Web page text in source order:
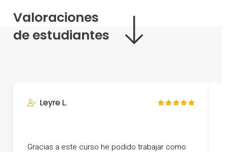
Valoraciones
de estudiantes
Leyre L.
Gracias a este curso he podido trabajar como